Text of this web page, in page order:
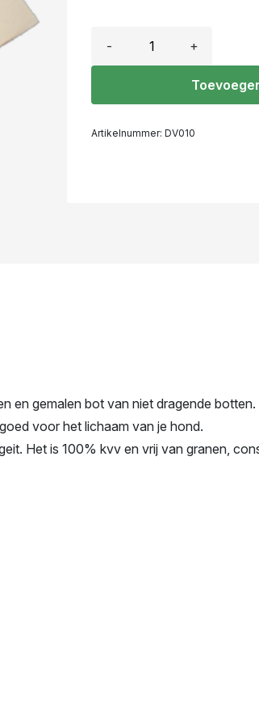
- +
Artikelnummer: DV010
en gemalen bot van niet dragende
voor het lichaam van je hond.
Het is 100% kvv en vrij van granen,